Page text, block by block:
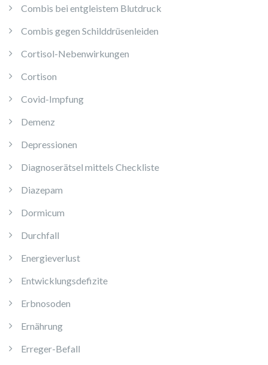
Combis bei entgleistem Blutdruck
Combis gegen Schilddrüsenleiden
Cortisol-Nebenwirkungen
Cortison
Covid-Impfung
Demenz
Depressionen
Diagnoserätsel mittels Checkliste
Diazepam
Dormicum
Durchfall
Energieverlust
Entwicklungsdefizite
Erbnosoden
Ernährung
Erreger-Befall